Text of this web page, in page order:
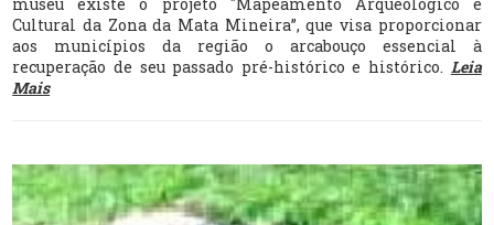
Cultural da Zona da Mata Mineira”, que visa proporcionar
aos municípios da região o arcabouço essencial à
recuperação de seu passado pré-histórico e histórico. Leia
Mais